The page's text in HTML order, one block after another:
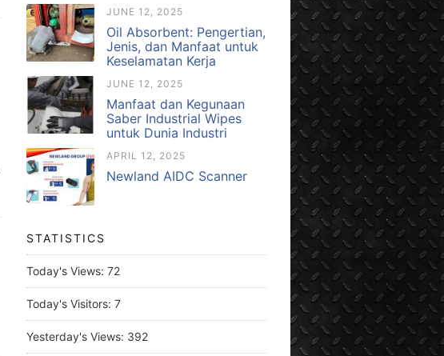
JUNE 12, 2025
Oil Absorbent: Pengertian,
Jenis, dan Manfaat untuk
Keselamatan Kerja
JUNE 12, 2025
Manfaat dan Kegunaan
Saber Industrial Wipes
untuk Dunia Industri
APRIL 12, 2025
Newland AIDC Scanner
STATISTICS
Today's Views: 72
Today's Visitors: 7
Yesterday's Views: 392